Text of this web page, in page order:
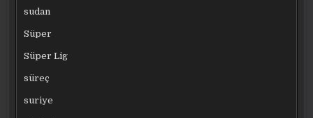
sudan
Süper
Süper Lig
süreç
suriye